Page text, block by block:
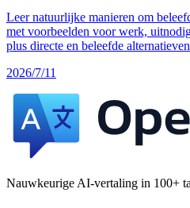
Leer natuurlijke manieren om
met voorbeelden voor werk,
plus directe en beleefde
2026/7/11
Nauwkeurige AI-vertaling in 100+